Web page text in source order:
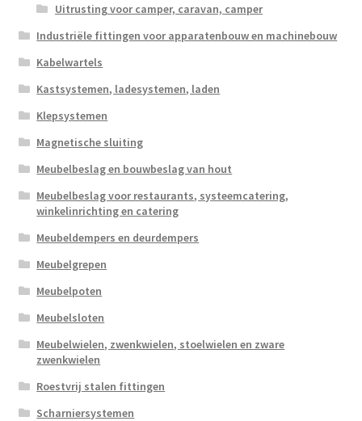
Uitrusting voor camper, caravan, camper
Industriële fittingen voor apparatenbouw en machinebouw
Kabelwartels
Kastsystemen, ladesystemen, laden
Klepsystemen
Magnetische sluiting
Meubelbeslag en bouwbeslag van hout
Meubelbeslag voor restaurants, systeemcatering,
winkelinrichting en catering
Meubeldempers en deurdempers
Meubelgrepen
Meubelpoten
Meubelsloten
Meubelwielen, zwenkwielen, stoelwielen en zware
zwenkwielen
Roestvrij stalen fittingen
Scharniersystemen